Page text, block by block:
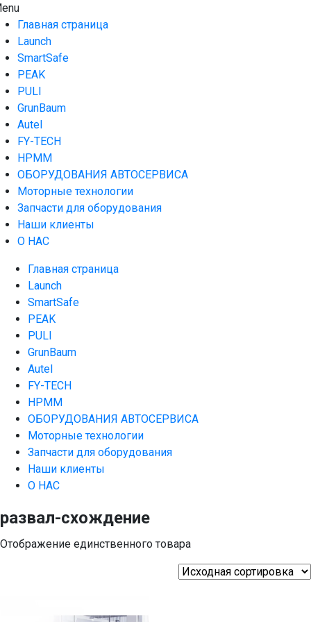
Skip
to
content
AUTO HOUSE
Технологии автосервиса — официальный дистрибьютор
Launch в Армении,Launch Armenia
Главная страница
Launch
SmartSafe
PEAK
PULI
GrunBaum
Autel
FY-TECH
HPMM
ОБОРУДОВАНИЯ АВТОСЕРВИСА
Моторные технологии
Запчасти для оборудования
Наши клиенты
О НАС
Главная страница
Launch
SmartSafe
PEAK
PULI
GrunBaum
Autel
FY-TECH
HPMM
ОБОРУДОВАНИЯ АВТОСЕРВИСА
Моторные технологии
Запчасти для оборудования
Наши клиенты
О НАС
развал-схождение
Отображение единственного товара